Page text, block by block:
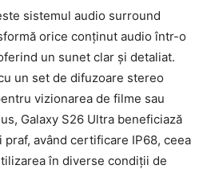
sistemul audio surround
orice conținut audio într-o
un sunet clar și detaliat.
un set de difuzoare stereo
vizionarea de filme sau
Galaxy S26 Ultra beneficiază
praf, având certificare IP68, ceea
în diverse condiții de